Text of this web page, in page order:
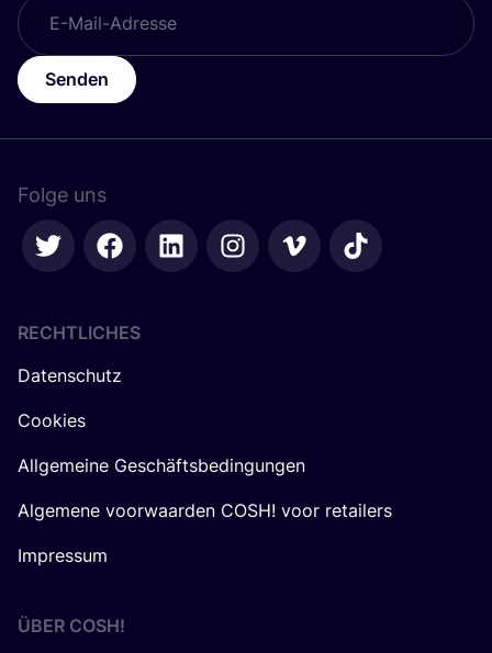
Senden
Folge uns
RECHTLICHES
Datenschutz
Cookies
Allgemeine Geschäftsbedingungen
Algemene voorwaarden COSH! voor retailers
Impressum
ÜBER COSH!